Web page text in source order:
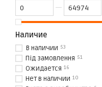
Наличие
В наличии 53
Під замовлення 51
Ожидается 16
Нет в наличии 10